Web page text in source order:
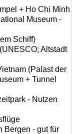
+ Ho Chi Minh
Museum -
Schiff)
Altstadt
(Palast der
+ Tunnel
- Nutzen
Bergen - gut für